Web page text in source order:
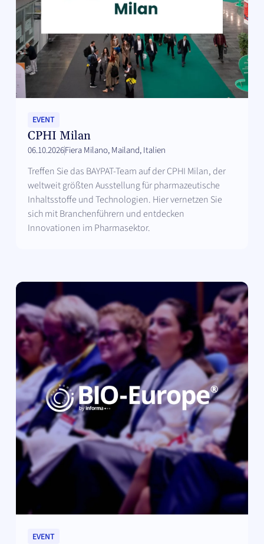
EVENT
CPHI Milan
06.10.2026Fiera Milano, Mailand, Italien
Treffen Sie das BAYPAT-Team auf der CPHI Milan, der
weltweit größten Ausstellung für pharmazeutische
Inhaltsstoffe und Technologien. Hier vernetzen Sie
sich mit Branchenführern und entdecken
Innovationen im Pharmasektor.
EVENT